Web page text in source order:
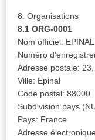
8. Organisations
8.1 ORG-0001
Nom officiel:
Numéro
Adresse postale:
Ville: Epinal
Code postal: 88000
Subdivision pays
Pays: France
Adresse